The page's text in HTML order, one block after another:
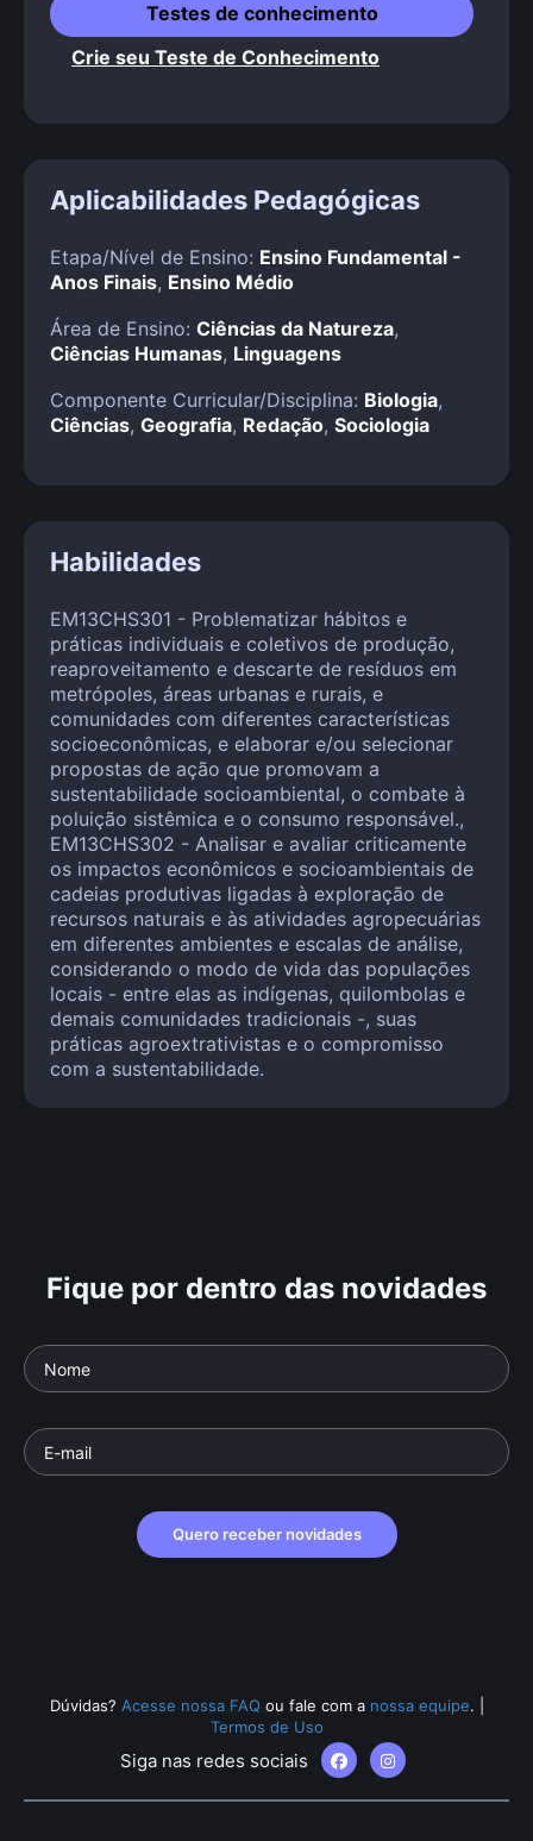
Testes de conhecimento
Crie seu Teste de Conhecimento
Aplicabilidades Pedagógicas
Etapa/Nível de Ensino: Ensino Fundamental -
Anos Finais, Ensino Médio
Área de Ensino: Ciências da Natureza,
Ciências Humanas, Linguagens
Componente Curricular/Disciplina: Biologia,
Ciências, Geografia, Redação, Sociologia
Habilidades
EM13CHS301 - Problematizar hábitos e
práticas individuais e coletivos de produção,
reaproveitamento e descarte de resíduos em
metrópoles, áreas urbanas e rurais, e
comunidades com diferentes características
socioeconômicas, e elaborar e/ou selecionar
propostas de ação que promovam a
sustentabilidade socioambiental, o combate à
poluição sistêmica e o consumo responsável.,
EM13CHS302 - Analisar e avaliar criticamente
os impactos econômicos e socioambientais de
cadeias produtivas ligadas à exploração de
recursos naturais e às atividades agropecuárias
em diferentes ambientes e escalas de análise,
considerando o modo de vida das populações
locais - entre elas as indígenas, quilombolas e
demais comunidades tradicionais -, suas
práticas agroextrativistas e o compromisso
com a sustentabilidade.
Fique por dentro das novidades
Quero receber novidades
Dúvidas? Acesse nossa FAQ ou fale com a nossa equipe.
Termos de Uso
Siga nas redes sociais